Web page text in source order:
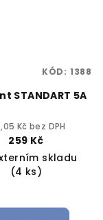
STANDART 5A
Kč bez DPH
259 Kč
skladu
(4 ks)
KÓD: 1388